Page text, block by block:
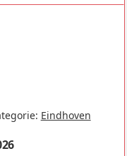
Eindhoven.